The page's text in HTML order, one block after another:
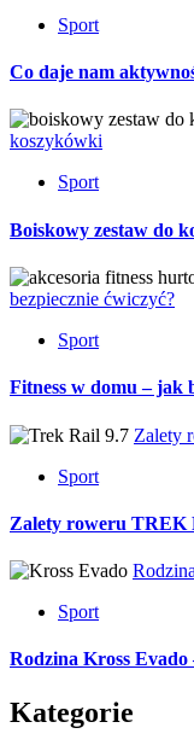
Sport
Co daje nam
koszykówki
Sport
Boiskowy zestaw do
bezpiecznie ćwiczyć?
Sport
Fitness w domu – jak
Zalety
Sport
Zalety roweru TREK
Sport
Rodzina Kross Evado
Kategorie